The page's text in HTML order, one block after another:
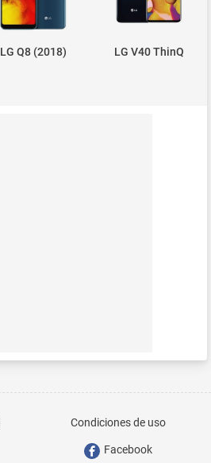
LG Q8 (2018) LG V40 ThinQ
Condiciones de uso
Facebook